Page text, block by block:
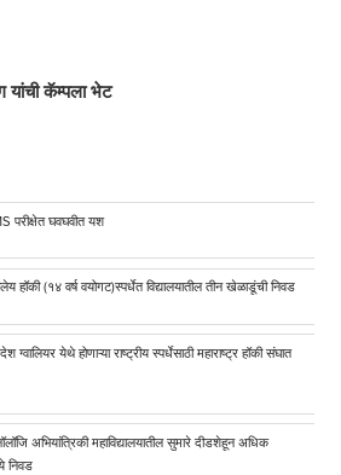
कॅम्पला भेट
परीक्षेत घवघवीत यश
हॉकी (१४ वर्ष वयोगट)स्पर्धेत विद्यालयातील तीन खेळाडूंची निवड
ग्वालियर येथे होणाऱ्या राष्ट्रीय स्पर्धेसाठी महाराष्ट्र हॉकी संघात
अभियांत्रिकी महाविद्यालयातील सुमारे दीडशेहून अधिक
निवड